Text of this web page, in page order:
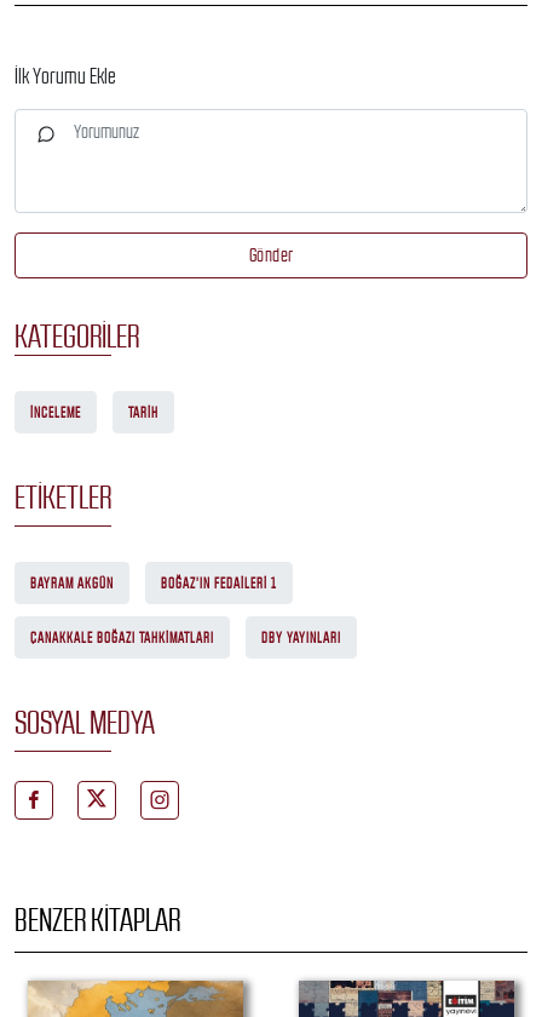
İlk Yorumu Ekle
Gönder
KATEGORILER
İNCELEME TARIH
ETIKETLER
BAYRAM AKGÜN BOĞAZ'IN FEDAILERI 1
ÇANAKKALE BOĞAZI TAHKIMATLARI DBY YAYINLARI
SOSYAL MEDYA
BENZER KITAPLAR